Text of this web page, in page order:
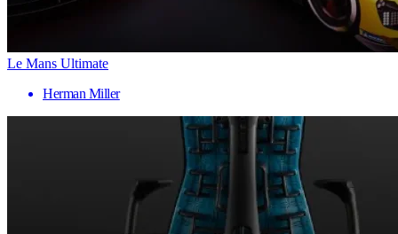
Le Mans Ultimate
Herman Miller